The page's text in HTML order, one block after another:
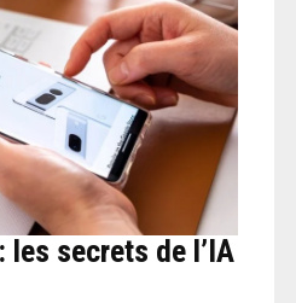
les secrets de l’IA